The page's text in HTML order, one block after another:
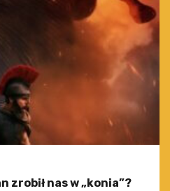
zrobił nas w „konia”?